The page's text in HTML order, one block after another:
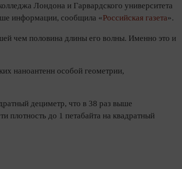
Лондона и Гарвардского университета
информации, сообщила «Российская газета».
чем половина длины его волны. Именно это и
наноантенн особой геометрии,
дециметр, что в 38 раз выше
плотность до 1 петабайта на квадратный